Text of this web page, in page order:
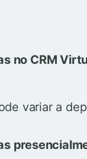
no CRM
variar a